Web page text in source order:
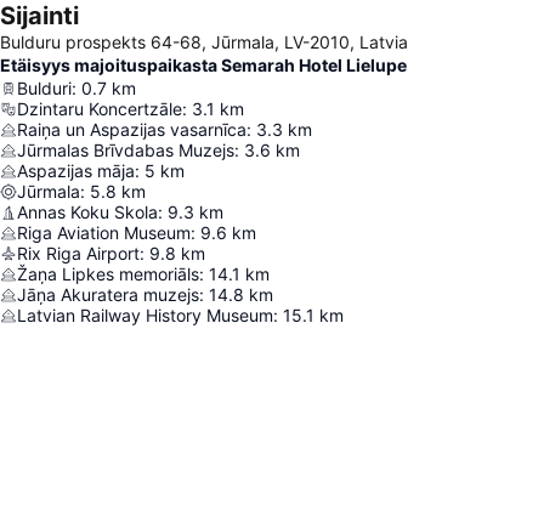
Sijainti
Bulduru prospekts 64-68, Jūrmala, LV-2010, Latvia
Etäisyys majoituspaikasta Semarah Hotel Lielupe
Bulduri: 0.7 km
Dzintaru Koncertzāle: 3.1 km
Raiņa un Aspazijas vasarnīca: 3.3 km
Jūrmalas Brīvdabas Muzejs: 3.6 km
Aspazijas māja: 5 km
Jūrmala: 5.8 km
Annas Koku Skola: 9.3 km
Riga Aviation Museum: 9.6 km
Rix Riga Airport: 9.8 km
Žaņa Lipkes memoriāls: 14.1 km
Jāņa Akuratera muzejs: 14.8 km
Latvian Railway History Museum: 15.1 km